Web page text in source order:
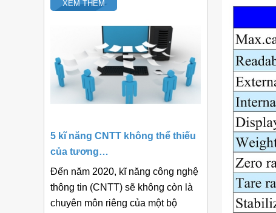
XEM THÊM
5 kĩ năng CNTT không thể thiếu
của tương…
Đến năm 2020, kĩ năng công nghệ
thông tin (CNTT) sẽ không còn là
chuyên môn riêng của một bộ